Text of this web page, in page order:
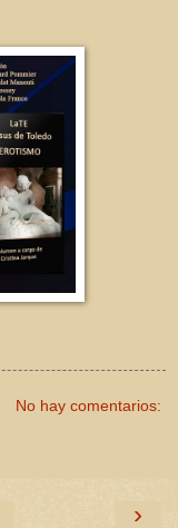
No hay comentarios:
›